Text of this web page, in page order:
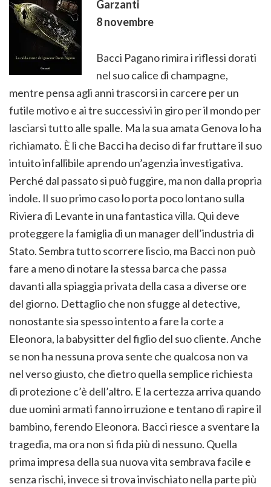
Garzanti
8 novembre
Bacci Pagano rimira i riflessi dorati
nel suo calice di champagne,
mentre pensa agli anni trascorsi in carcere per un
futile motivo e ai tre successivi in giro per il mondo per
lasciarsi tutto alle spalle. Ma la sua amata Genova lo ha
richiamato. È lì che Bacci ha deciso di far fruttare il suo
intuito infallibile aprendo un’agenzia investigativa.
Perché dal passato si può fuggire, ma non dalla propria
indole. Il suo primo caso lo porta poco lontano sulla
Riviera di Levante in una fantastica villa. Qui deve
proteggere la famiglia di un manager dell’industria di
Stato. Sembra tutto scorrere liscio, ma Bacci non può
fare a meno di notare la stessa barca che passa
davanti alla spiaggia privata della casa a diverse ore
del giorno. Dettaglio che non sfugge al detective,
nonostante sia spesso intento a fare la corte a
Eleonora, la babysitter del figlio del suo cliente. Anche
se non ha nessuna prova sente che qualcosa non va
nel verso giusto, che dietro quella semplice richiesta
di protezione c’è dell’altro. E la certezza arriva quando
due uomini armati fanno irruzione e tentano di rapire il
bambino, ferendo Eleonora. Bacci riesce a sventare la
tragedia, ma ora non si fida più di nessuno. Quella
prima impresa della sua nuova vita sembrava facile e
senza rischi, invece si trova invischiato nella parte più